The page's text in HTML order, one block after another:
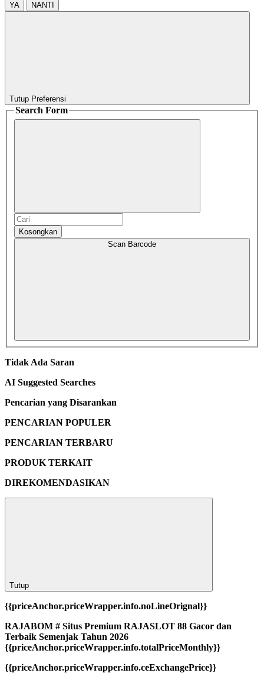
YA NANTI
Tutup Preferensi
Search Form
Kosongkan
Scan Barcode
Tidak Ada Saran
AI Suggested Searches
Pencarian yang Disarankan
PENCARIAN POPULER
PENCARIAN TERBARU
PRODUK TERKAIT
DIREKOMENDASIKAN
Tutup
{{priceAnchor.priceWrapper.info.noLineOrignal}}
RAJABOM # Situs Premium RAJASLOT 88 Gacor dan
Terbaik Semenjak Tahun 2026
{{priceAnchor.priceWrapper.info.totalPriceMonthly}}
{{priceAnchor.priceWrapper.info.ceExchangePrice}}